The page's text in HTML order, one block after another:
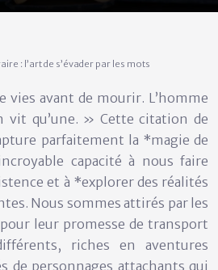
: l’art de s’évader par les mots
avant de mourir. L’homme
vit qu’une. » Cette citation de
parfaitement la *magie de
capacité à nous faire
et à *explorer des réalités
Nous sommes attirés par les
leur promesse de transport
riches en aventures
de personnages attachants qui